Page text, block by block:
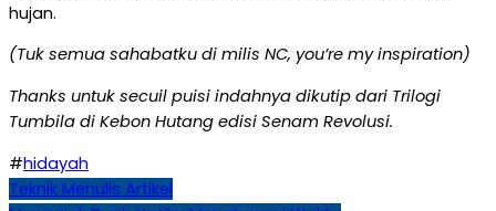
hujan.
(Tuk semua sahabatku di milis NC, you’re my inspiration)
Thanks untuk secuil puisi indahnya dikutip dari Trilogi
Tumbila di Kebon Hutang edisi Senam Revolusi.
#hidayah
Navigasi
Teknik Menulis Artikel